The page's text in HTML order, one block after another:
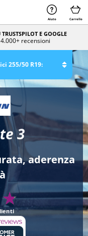
Aiuto Carrello
255/50 R19:
aderenza